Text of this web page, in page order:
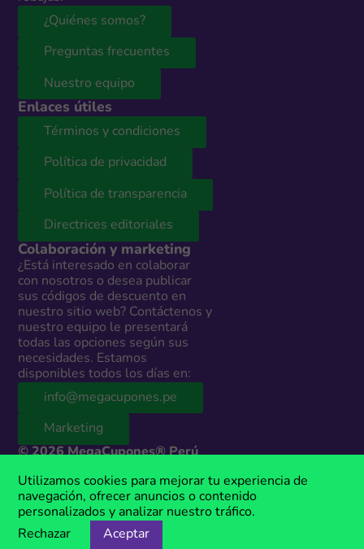
¿Quiénes somos?
Preguntas frecuentes
Nuestro equipo
Enlaces útiles
Términos y condiciones
Política de privacidad
Política de transparencia
Directrices editoriales
Colaboración y marketing
¿Está interesado en colaborar
con nosotros o desea publicar
sus códigos de descuento en
nuestro sitio web? Contáctenos y
nuestro equipo le presentará
todas las opciones según sus
necesidades. Estamos
disponibles todos los días en:
info@megacupones.pe
Marketing
© 2026 MegaCupones® Perú
Este sitio web contiene enlaces de afiliados a productos y servicios de
terceros. Si realizas una compra a través de estos enlaces, podemos
recibir una comisión sin costo adicional para ti. MegaCupones® es una
marca registrada, propiedad de Anima Media.
Utilizamos cookies para mejorar tu experiencia de
navegación, ofrecer anuncios o contenido
personalizados y analizar nuestro tráfico.
Rechazar
Aceptar